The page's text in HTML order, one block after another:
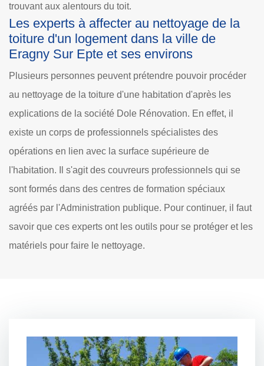
trouvant aux alentours du toit.
Les experts à affecter au nettoyage de la
toiture d'un logement dans la ville de
Eragny Sur Epte et ses environs
Plusieurs personnes peuvent prétendre pouvoir procéder
au nettoyage de la toiture d'une habitation d'après les
explications de la société Dole Rénovation. En effet, il
existe un corps de professionnels spécialistes des
opérations en lien avec la surface supérieure de
l'habitation. Il s'agit des couvreurs professionnels qui se
sont formés dans des centres de formation spéciaux
agréés par l'Administration publique. Pour continuer, il faut
savoir que ces experts ont les outils pour se protéger et les
matériels pour faire le nettoyage.